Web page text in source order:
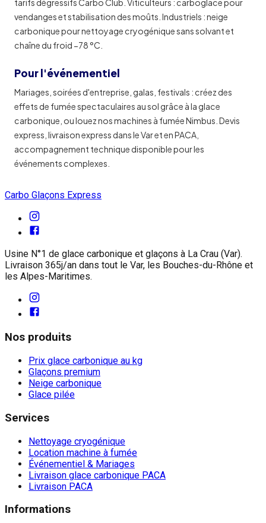
tarifs dégressifs Carbo Club. Viticulteurs : carboglace pour
vendanges et stabilisation des moûts. Industriels : neige
carbonique pour nettoyage cryogénique sans solvant et
chaîne du froid −78 °C.
Pour l'événementiel
Mariages, soirées d'entreprise, galas, festivals : créez des
effets de fumée spectaculaires au sol grâce à la glace
carbonique, ou louez nos machines à fumée Nimbus. Devis
express, livraison express dans le Var et en PACA,
accompagnement technique disponible pour les
événements complexes.
Carbo Glaçons Express
Usine N°1 de glace carbonique et glaçons à La Crau (Var).
Livraison 365j/an dans tout le Var, les Bouches-du-Rhône et
les Alpes-Maritimes.
Nos produits
Prix glace carbonique au kg
Glaçons premium
Neige carbonique
Glace pilée
Services
Nettoyage cryogénique
Location machine à fumée
Événementiel & Mariages
Livraison glace carbonique PACA
Livraison PACA
Informations